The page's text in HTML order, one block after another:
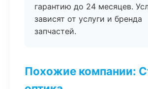
гарантию до 24 месяцев.
зависят от услуги и бренда
запчастей.
Похожие компании: